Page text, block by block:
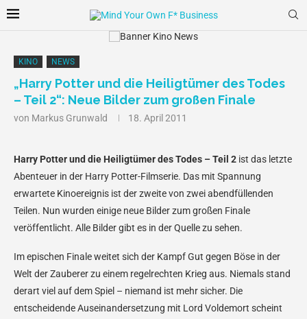
KINO NEWS
„Harry Potter und die Heiligtümer des Todes
– Teil 2“: Neue Bilder zum großen Finale
von Markus Grunwald 18. April 2011
Harry Potter und die Heiligtümer des Todes – Teil 2 ist das letzte
Abenteuer in der Harry Potter-Filmserie. Das mit Spannung
erwartete Kinoereignis ist der zweite von zwei abendfüllenden
Teilen. Nun wurden einige neue Bilder zum großen Finale
veröffentlicht. Alle Bilder gibt es in der Quelle zu sehen.
Im epischen Finale weitet sich der Kampf Gut gegen Böse in der
Welt der Zauberer zu einem regelrechten Krieg aus. Niemals stand
derart viel auf dem Spiel – niemand ist mehr sicher. Die
entscheidende Auseinandersetzung mit Lord Voldemort scheint